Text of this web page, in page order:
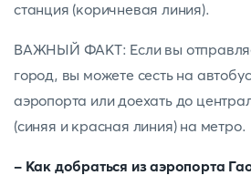
станция (коричневая линия).
ВАЖНЫЙ ФАКТ: Если вы
город, вы можете сесть на
аэропорта или доехать до
(синяя и красная линия) на метро.
- Как добраться из аэропорта